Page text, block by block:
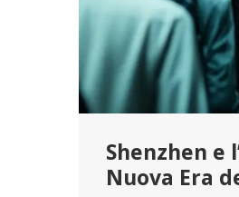
Shenzhen e
Nuova Era